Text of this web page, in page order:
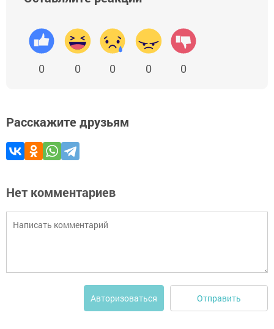
0 0 0 0 0
Расскажите друзьям
Нет комментариев
Авторизоваться Отправить